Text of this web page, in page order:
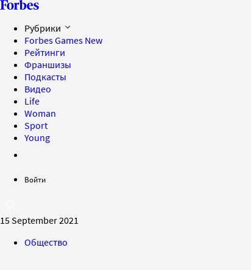
Рубрики
Forbes Games New
Рейтинги
Франшизы
Подкасты
Видео
Life
Woman
Sport
Young
Войти
15 September 2021
Общество